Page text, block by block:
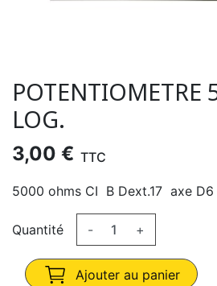
POTENTIOMETRE
LOG.
3,00 € TTC
5000 ohms CI B Dext.17 axe D6
Quantité - +
Ajouter au panier